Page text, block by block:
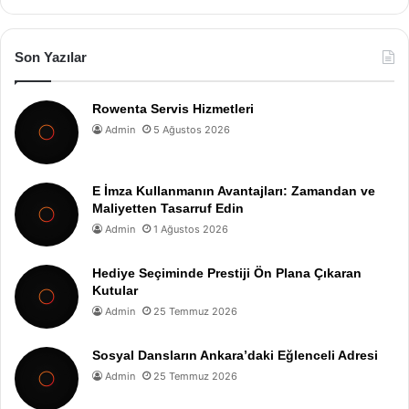
Son Yazılar
Rowenta Servis Hizmetleri
Admin 5 Ağustos 2026
E İmza Kullanmanın Avantajları: Zamandan ve
Maliyetten Tasarruf Edin
Admin 1 Ağustos 2026
Hediye Seçiminde Prestiji Ön Plana Çıkaran
Kutular
Admin 25 Temmuz 2026
Sosyal Dansların Ankara’daki Eğlenceli Adresi
Admin 25 Temmuz 2026